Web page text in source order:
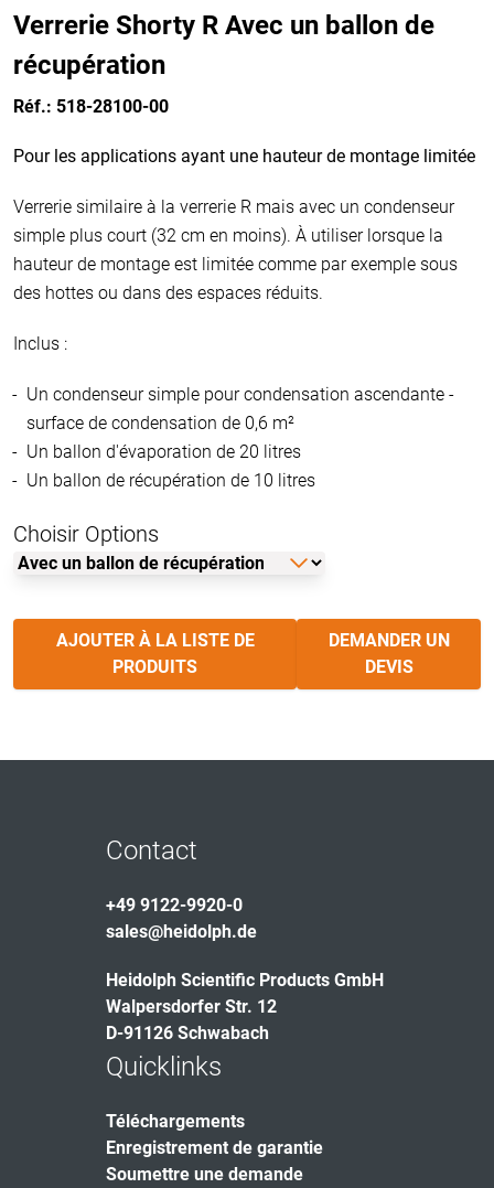
Verrerie Shorty R Avec un ballon de
récupération
Réf.: 518-28100-00
Pour les applications ayant une hauteur de montage limitée
Verrerie similaire à la verrerie R mais avec un condenseur
simple plus court (32 cm en moins). À utiliser lorsque la
hauteur de montage est limitée comme par exemple sous
des hottes ou dans des espaces réduits.
Inclus :
Un condenseur simple pour condensation ascendante -
surface de condensation de 0,6 m²
Un ballon d'évaporation de 20 litres
Un ballon de récupération de 10 litres
Choisir Options
AJOUTER À LA LISTE DE
PRODUITS
DEMANDER UN
DEVIS
Contact
+49 9122-9920-0
sales@heidolph.de
Heidolph Scientific Products GmbH
Walpersdorfer Str. 12
D-91126 Schwabach
Quicklinks
Téléchargements
Enregistrement de garantie
Soumettre une demande